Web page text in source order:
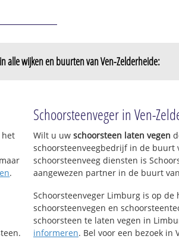
alle wijken en buurten van Ven-Zelderheide:
het
.
Schoorsteenveger in Ven-
Wilt u uw schoorsteen laten vegen
schoorsteenveegbedrijf in de buurt
schoorsteenveeg diensten is
aangewezen partner in de buurt
Schoorsteenveger Limburg is op
schoorsteenvegen en
schoorsteen te laten vegen in
informeren. Bel voor een bezoek in